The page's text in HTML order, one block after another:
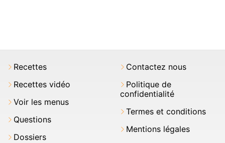
Recettes
Recettes vidéo
Voir les menus
Questions
Dossiers
Contactez nous
Politique de
confidentialité
Termes et conditions
Mentions légales